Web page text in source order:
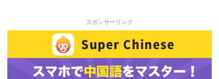
スポンサーリンク